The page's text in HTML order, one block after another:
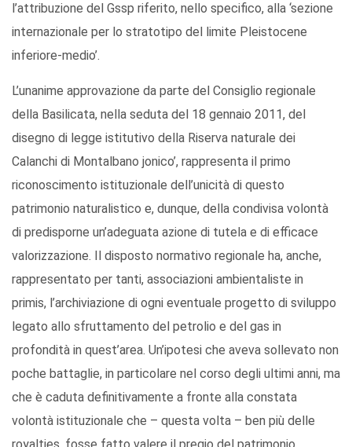
l’attribuzione del Gssp riferito, nello specifico, alla ‘sezione
internazionale per lo stratotipo del limite Pleistocene
inferiore-medio’.
L’unanime approvazione da parte del Consiglio regionale
della Basilicata, nella seduta del 18 gennaio 2011, del
disegno di legge istitutivo della Riserva naturale dei
Calanchi di Montalbano jonico’, rappresenta il primo
riconoscimento istituzionale dell’unicità di questo
patrimonio naturalistico e, dunque, della condivisa volontà
di predisporne un’adeguata azione di tutela e di efficace
valorizzazione. Il disposto normativo regionale ha, anche,
rappresentato per tanti, associazioni ambientaliste in
primis, l’archiviazione di ogni eventuale progetto di sviluppo
legato allo sfruttamento del petrolio e del gas in
profondità in quest’area. Un’ipotesi che aveva sollevato non
poche battaglie, in particolare nel corso degli ultimi anni, ma
che è caduta definitivamente a fronte alla constata
volontà istituzionale che – questa volta – ben più delle